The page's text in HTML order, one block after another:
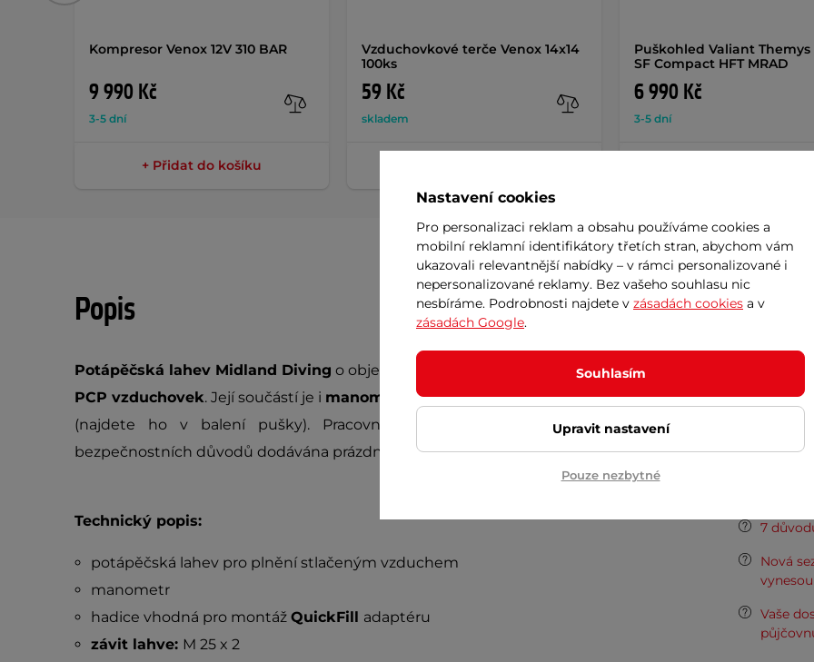
Kompresor Venox 12V 310 BAR
9 990 Kč
3-5 dní
+ Přidat do košíku
Vzduchovkové terče Venox 14x14
100ks
59 Kč
skladem
Puškohled Valiant Themys
SF Compact HFT MRAD
6 990 Kč
3-5 dní
Popis
Potápěčská lahev Midland Diving o objemu
je praktickým nástrojem pro plnění
PCP vzduchovek. Její součástí je i manometr ahadicevhodná pro QuickFill adaptér
(najdete ho v balení pušky). Pracovní tlak lahve je
300 bar.Lahev je z
bezpečnostních důvodů dodávána prázdná a celkem váží9,8 kg.
Technický popis:
potápěčská lahev pro plnění stlačeným vzduchem
manometr
hadice vhodná pro montáž QuickFill adaptéru
závit lahve: M 25 x 2
Počet kusů
7
Nová
Vaše
Nastavení cookies
Pro personalizaci reklam a obsahu používáme cookies a
mobilní reklamní identifikátory třetích stran, abychom vám
ukazovali relevantnější nabídky – v rámci personalizované i
nepersonalizované reklamy. Bez vašeho souhlasu nic
nesbíráme. Podrobnosti najdete v zásadách cookies a v
zásadách Google.
Souhlasím
Upravit nastavení
Pouze nezbytné